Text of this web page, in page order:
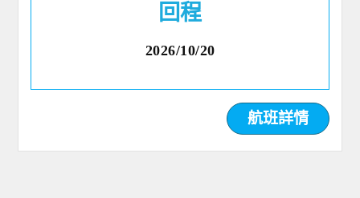
回程
2026/10/20
航班詳情